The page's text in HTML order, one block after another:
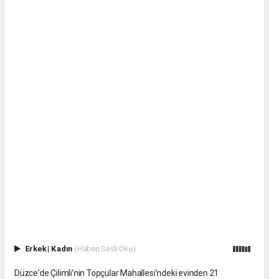
Erkek| Kadın (Haberi Sesli Oku)
Düzce'de Çilimli’nin Topçular Mahallesi’ndeki evinden 21